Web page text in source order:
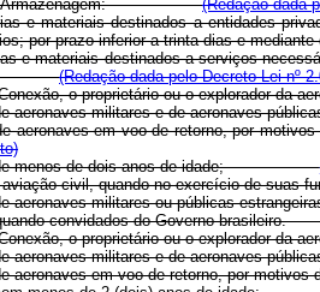
de Armazenagem:(Redação dada
e materiais destinados a entidades
por prazo inferior a trinta dias e
e materiais destinados a serviços
(Redação dada pelo Decreto Lei nº
Conexão, o proprietário ou o
de aeronaves militares e de
de aeronaves em voo de retorno, por
de menos de dois anos de idade;
de aviação civil, quando no
aeronaves militares ou públicas
quando convidados do Governo
Conexão, o proprietário ou o
de aeronaves militares e de
aeronaves em voo de retorno, por